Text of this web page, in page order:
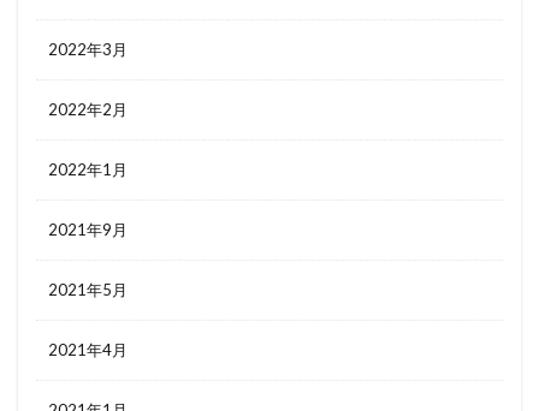
2022年3月
2022年2月
2022年1月
2021年9月
2021年5月
2021年4月